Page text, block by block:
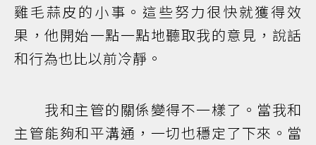
雞毛蒜皮的小事。這些努力很快就獲得效
果，他開始一點一點地聽取我的意見，說話
和行為也比以前冷靜。
我和主管的關係變得不一樣了。當我和
主管能夠和平溝通，一切也穩定了下來。當